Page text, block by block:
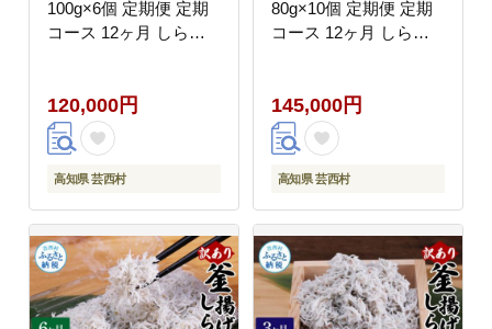
100g×6個 定期便 定期
コース 12ヶ月 しらす
り ワケあり 不揃い し
らす丼 海鮮丼 お茶漬け
120,000円
高知県 芸西村
80g×10個 定期便 定期
コース 12ヶ月 しらす
り ワケあり 不揃い し
らす丼 海鮮丼 お茶漬け
145,000円
高知県 芸西村